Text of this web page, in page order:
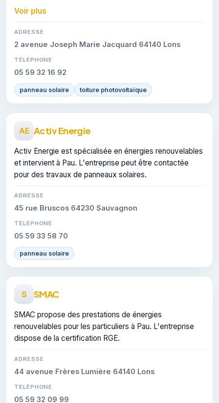
Pau. L'entreprise dispose de la certification RGE.
Voir plus
ADRESSE
2 avenue Joseph Marie Jacquard 64140 Lons
TÉLÉPHONE
05 59 32 16 92
panneau solaire toiture photovoltaïque
AE Activ Energie
Activ Energie est spécialisée en énergies renouvelables
et intervient à Pau. L'entreprise peut être contactée
pour des travaux de panneaux solaires.
ADRESSE
45 rue Bruscos 64230 Sauvagnon
TÉLÉPHONE
05 59 33 58 70
panneau solaire
S SMAC
SMAC propose des prestations de énergies
renouvelables pour les particuliers à Pau. L'entreprise
dispose de la certification RGE.
ADRESSE
44 avenue Frères Lumière 64140 Lons
TÉLÉPHONE
05 59 32 09 99